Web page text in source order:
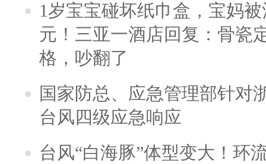
1岁宝宝碰坏纸巾盒，宝妈
元！三亚一酒店回复：骨瓷
格，吵翻了
国家防总、应急管理部针对
台风四级应急响应
台风“白海豚”体型变大！环